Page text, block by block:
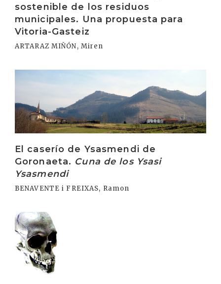
sostenible de los residuos
municipales. Una propuesta para
Vitoria-Gasteiz
ARTARAZ MIÑÓN, Miren
El caserío de Ysasmendi de
Goronaeta. Cuna de los Ysasi
Ysasmendi
BENAVENTE i FREIXAS, Ramon
Irakurri